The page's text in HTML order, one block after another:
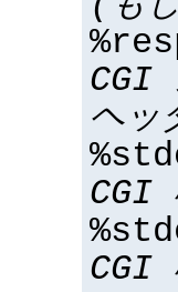
CGI
ヘッ
CGI
CGI